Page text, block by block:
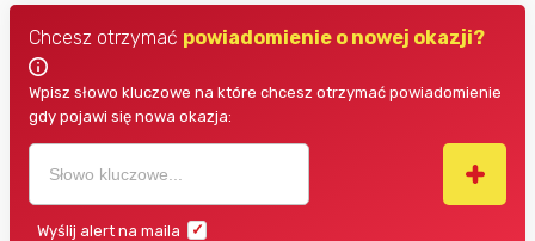
Chcesz otrzymać powiadomienie o nowej okazji?
Wpisz słowo kluczowe na które chcesz otrzymać powiadomienie
gdy pojawi się nowa okazja:
Wyślij alert na maila